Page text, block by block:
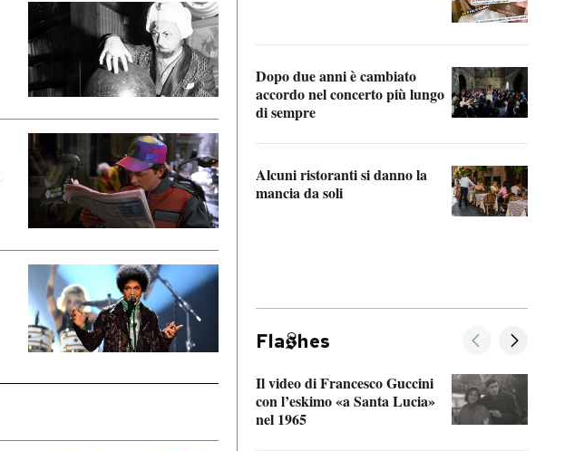
Dopo due anni è cambiato
accordo nel concerto più lungo
di sempre
Alcuni ristoranti si danno la
mancia da soli
Fla hes
Il video di Francesco Guccini
con l’eskimo «a Santa Lucia»
nel 1965